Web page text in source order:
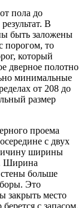
пола до
В
быть заложены
порогом, то
который
дверное полотно
минимальные
от 208 до
размер
проема
с двух
ширины
Ширина
больше
Это
закрыть место